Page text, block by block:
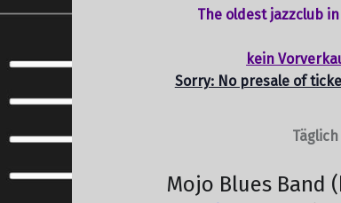
The oldest jazzclub
kein
Sorry: No presale of
Mojo Blues Band